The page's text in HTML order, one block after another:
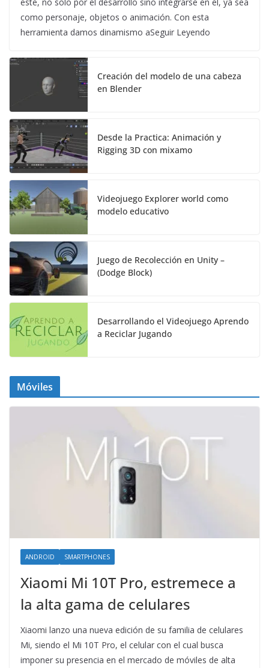
como personaje, objetos o animación. Con esta
herramienta damos dinamismo aSeguir Leyendo
Creación del modelo de una cabeza
en Blender
Desde la Practica: Animación y
Rigging 3D con mixamo
Videojuego Explorer world como
modelo educativo
Juego de Recolección en Unity –
(Dodge Block)
Desarrollando el Videojuego Aprendo
a Reciclar Jugando
Móviles
ANDROID SMARTPHONES
Xiaomi Mi 10T Pro, estremece a
la alta gama de celulares
Xiaomi lanzo una nueva edición de su familia de celulares
Mi, siendo el Mi 10T Pro, el celular con el cual busca
imponer su presencia en el mercado de móviles de alta